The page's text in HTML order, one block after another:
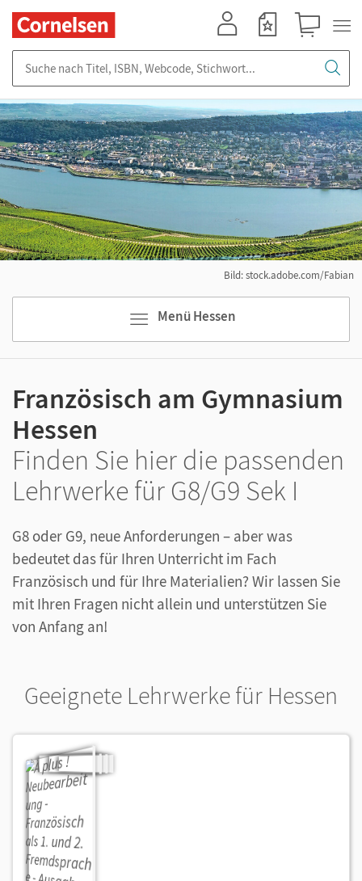
Menü Hessen
Bild: stock.adobe.com/Fabian
Französisch am Gymnasium
Hessen
Finden Sie hier die passenden
Lehrwerke für G8/G9 Sek I
G8 oder G9, neue Anforderungen – aber was
bedeutet das für Ihren Unterricht im Fach
Französisch und für Ihre Materialien? Wir lassen Sie
mit Ihren Fragen nicht allein und unterstützen Sie
von Anfang an!
Geeignete Lehrwerke für Hessen